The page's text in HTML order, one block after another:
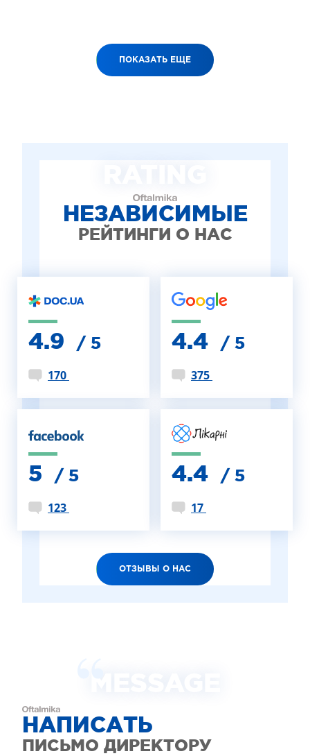
ПОКАЗАТЬ ЕЩЕ
НЕЗАВИСИМЫЕ
РЕЙТИНГИ О НАС
4.9 / 5
170
4.4 / 5
375
5 / 5
123
4.4 / 5
17
ОТЗЫВЫ О НАС
НАПИСАТЬ
ПИСЬМО ДИРЕКТОРУ